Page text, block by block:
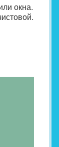
окна.